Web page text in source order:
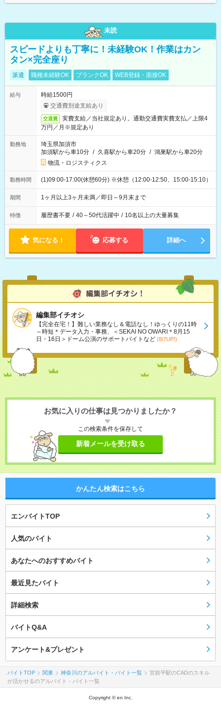
未読
スピードよりも丁寧に！未経験OK！作業はカン
タン×完全座り
派遣 職種未経験OK ブランクOK WEB登録・面接OK
給与
時給1500円
交通費別途支給あり
交通費
実費支給／当社規定あり。通勤交通費実費支払／上限4
万円／月※規定あり
勤務地
埼玉県加須市
加須駅から車10分 / 久喜駅から車20分 / 鴻巣駅から車20分
物流・ロジスティクス
勤務時間 (1)09:00-17:00(休憩60分) ※休憩（12:00-12:50、15:00-15:10）
期間 1ヶ月以上3ヶ月未満／即日～9月末まで
特徴 履歴書不要 / 40～50代活躍中 / 10名以上の大量募集
気になる！ 応募する 詳細へ
編集部イチオシ
【完全在宅！】難しい業務なし＆電話なし！ゆっくりの11時
～時短＊データ入力・事務、＜SEKAI NO OWARI＊8月15
日・16日＞ドーム公演のサポートバイトなど (8/7UP!)
お気に入りの仕事は見つかりましたか？
この検索条件を保存して
新着メールを受け取る
かんたん検索はこちら
エンバイトTOP
人気のバイト
あなたへのおすすめバイト
最近見たバイト
詳細検索
バイトQ&A
アンケート&プレゼント
バイトTOP 関東 神奈川のアルバイト・バイト一覧
宮前平駅のCADのスキル
が活かせるのアルバイト・バイト一覧
Copyright © en Inc.